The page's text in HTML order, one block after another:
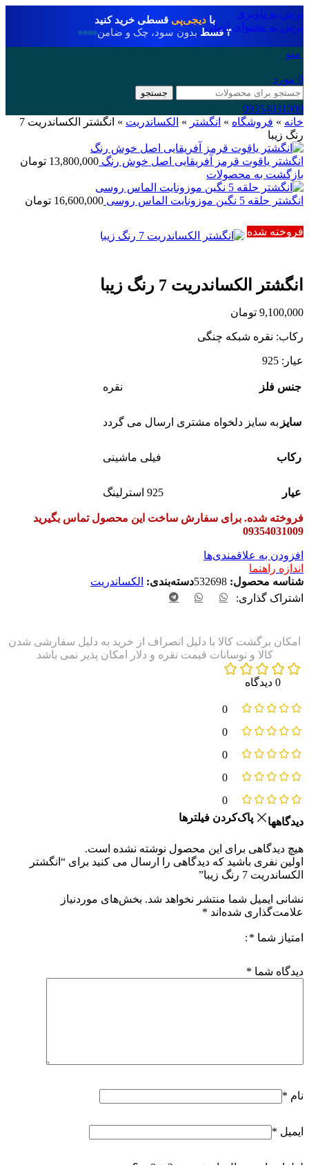
پرش به ناوبری
پرش به محتوای اصلی
بادیجی‌پی قسطی خرید کنید
۴ قسط
بدون سود، چک و ضامن
منو
0 مورد
جستجو
09354031009
خانه » فروشگاه » انگشتر » الکساندریت »
انگشتر الکساندریت 7
رنگ زیبا
انگشتر یاقوت قرمز آفریقایی اصل خوش رنگ 13,800,000 تومان
بازگشت به محصولات
انگشتر حلقه 5 نگین موزونایت الماس روسی 16,600,000 تومان
فروخته شده
انگشتر الکساندریت 7 رنگ زیبا
9,100,000 تومان
رکاب: نقره شبکه چنگی
عیار: 925
جنس فلز نقره
سایز به سایز دلخواه مشتری ارسال می گردد
رکاب فیلی ماشینی
عیار 925 استرلینگ
فروخته شده. برای سفارش ساخت این محصول تماس بگیرید
09354031009
افزودن به علاقمندی‌ها
اندازه راهنما
شناسه محصول: 532698دسته‌بندی: الکساندریت
اشتراک گذاری:
0 دیدگاه
0
0
0
0
0
دیدگاهها
پاک‌کردن فیلترها
هیچ دیدگاهی برای این محصول نوشته نشده است.
اولین نفری باشید که دیدگاهی را ارسال می کنید برای “انگشتر
الکساندریت 7 رنگ زیبا”
نشانی ایمیل شما منتشر نخواهد شد. بخش‌های موردنیاز
علامت‌گذاری شده‌اند *
امتیاز شما *
دیدگاه شما *
نام *
ایمیل *